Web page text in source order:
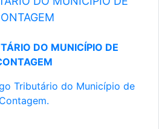
DO MUNICÍPIO DE
Tributário do Município de
Contagem.